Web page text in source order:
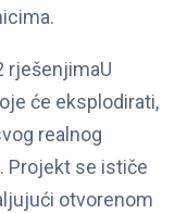
U
će eksplodirati,
realnog
Projekt se ističe
otvorenom